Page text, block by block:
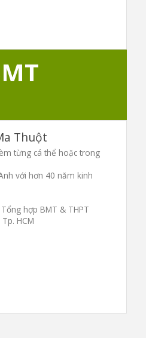
Thuột
từng cá thể hoặc trong
với hơn 40 năm kinh
hợp BMT & THPT
HCM